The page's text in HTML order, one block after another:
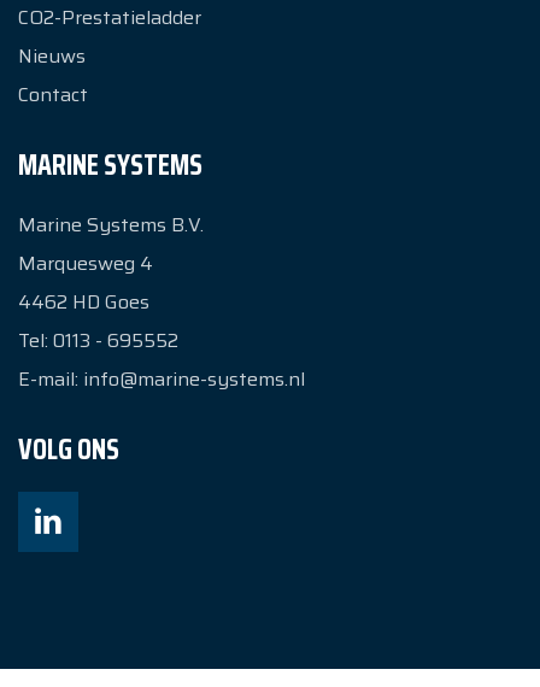
CO2-Prestatieladder
Nieuws
Contact
MARINE SYSTEMS
Marine Systems B.V.
Marquesweg 4
4462 HD Goes
Tel: 0113 - 695552
E-mail: info@marine-systems.nl
VOLG ONS